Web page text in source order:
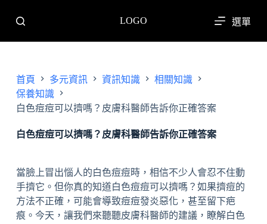
至
主
容
LOGO 選單
首頁 多元資訊 資訊知識
相關知識
保養知識
白色痘痘可以擠嗎？皮膚科醫師告訴你正確答案
白色痘痘可以擠嗎？皮膚科醫師告訴你正確答案
當臉上冒出惱人的白色痘痘時，相信不少人會忍不住動
手擠它。但你真的知道白色痘痘可以擠嗎？如果擠痘的
方法不正確，可能會導致痘痘發炎惡化，甚至留下疤
痕。今天，讓我們來聽聽皮膚科醫師的建議，瞭解白色